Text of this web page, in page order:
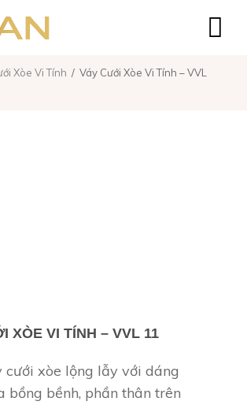
Xòe Vi Tính
Váy Cưới Xòe Vi Tính – VVL
XÒE VI TÍNH – VVL 11
cưới xòe lộng lẫy với dáng
bồng bềnh, phần thân trên